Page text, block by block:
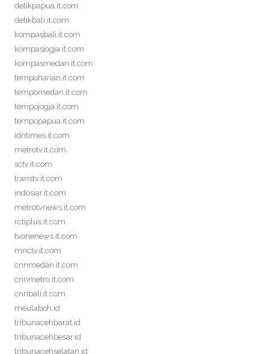
detikpapua.it.com
detikbali.it.com
kompasbali.it.com
kompasjogja.it.com
kompasmedan.it.com
tempoharian.it.com
tempomedan.it.com
tempojogja.it.com
tempopapua.it.com
idntimes.it.com
metrotv.it.com
sctv.it.com
transtv.it.com
indosiar.it.com
metrotvnews.it.com
rctiplus.it.com
tvonenews.it.com
mnctv.it.com
cnnmedan.it.com
cnnmetro.it.com
cnnbali.it.com
meulaboh.id
tribunacehbarat.id
tribunacehbesar.id
tribunacehselatan.id